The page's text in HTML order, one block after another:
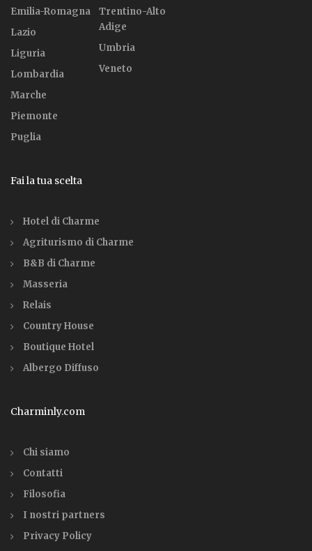
Emilia-Romagna
Lazio
Liguria
Lombardia
Marche
Piemonte
Puglia
Trentino-Alto
Adige
Umbria
Veneto
Fai la tua scelta
Hotel di Charme
Agriturismo di Charme
B&B di Charme
Masseria
Relais
Country House
Boutique Hotel
Albergo Diffuso
Charminly.com
Chi siamo
Contatti
Filosofia
I nostri partners
Privacy Policy